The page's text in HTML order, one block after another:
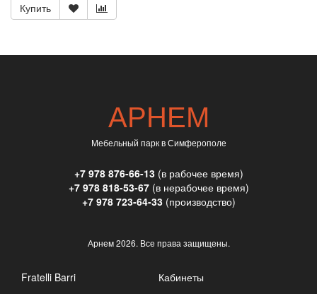
Купить
АРНЕМ
Мебельный парк в Симферополе
+7 978 876-66-13(в рабочее время)
+7 978 818-53-67(в нерабочее время)
+7 978 723-64-33(производство)
Арнем2026. Все права защищены.
Fratelli Barri
Кабинеты